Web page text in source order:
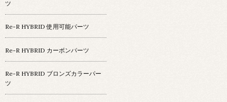
ツ
Re-R HYBRID 使用可能パーツ
Re-R HYBRID カーボンパーツ
Re-R HYBRID ブロンズカラーパー
ツ